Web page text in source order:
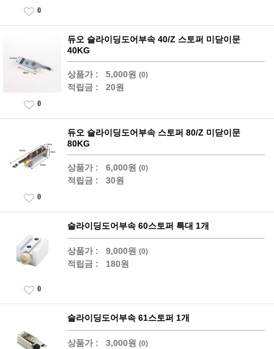
0
듀오 슬라이딩도어부속 40/Z 스토퍼 미닫이문
40KG
상품가 : 5,000원 (0)
적립금 : 20원
0
듀오 슬라이딩도어부속 스토퍼 80/Z 미닫이문
80KG
상품가 : 6,000원 (0)
적립금 : 30원
0
슬라이딩도어부속 60스토퍼 특대 1개
상품가 : 9,000원 (0)
적립금 : 180원
0
슬라이딩도어부속 61스토퍼 1개
상품가 : 3,000원 (0)